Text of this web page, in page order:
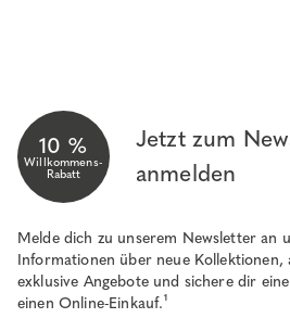
10 %
Willkommens-
Rabatt
Jetzt zum
anmelden
Melde dich zu unserem Newsletter an
Informationen über neue Kollektionen,
exklusive Angebote und sichere dir
einen Online-Einkauf.¹